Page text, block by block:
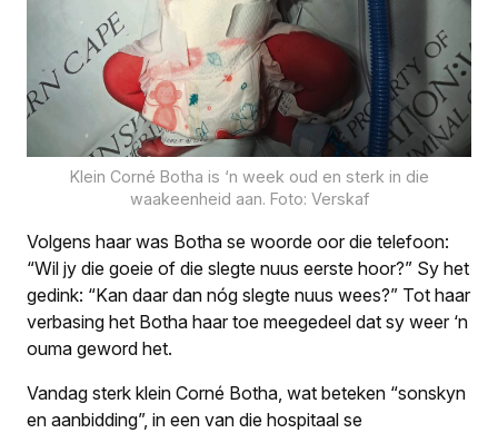
Klein Corné Botha is ‘n week oud en sterk in die
waakeenheid aan. Foto: Verskaf
Volgens haar was Botha se woorde oor die telefoon:
“Wil jy die goeie of die slegte nuus eerste hoor?” Sy het
gedink: “Kan daar dan nóg slegte nuus wees?” Tot haar
verbasing het Botha haar toe meegedeel dat sy weer ‘n
ouma geword het.
Vandag sterk klein Corné Botha, wat beteken “sonskyn
en aanbidding”, in een van die hospitaal se